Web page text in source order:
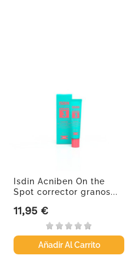
Isdin Acniben On the
Spot corrector granos...
Precio
11,95 €
Añadir Al Carrito